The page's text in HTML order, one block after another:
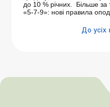
до 10 % річних. Більше за
«5-7-9»: нові правила
До усіх